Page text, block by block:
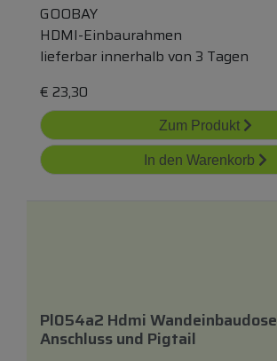
GOOBAY
HDMI-Einbaurahmen
lieferbar innerhalb von 3 Tagen
€ 23,30
Zum Produkt
In den Warenkorb
Pl054a2 Hdmi Wandeinbaudose
Anschlussund Pigtail